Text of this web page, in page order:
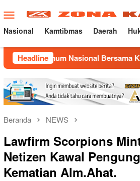
ke
konten
Menu
Mobile
Nasional Kamtibmas Daerah
Headline
Nasional Bersama Kepala BNN RI
Beranda NEWS
Lawfirm Scorpions
Netizen Kawal
Kematian Alm.Ahat.